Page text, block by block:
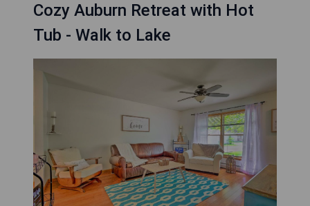
Cozy Auburn Retreat with Hot
Tub - Walk to Lake